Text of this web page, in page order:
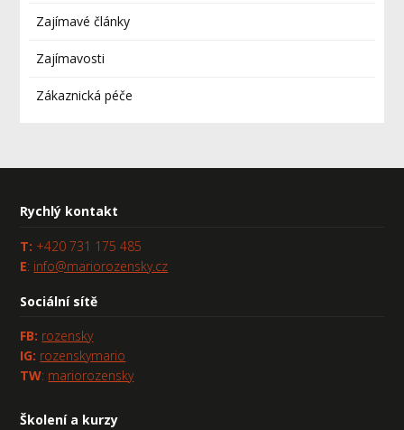
Zajímavé články
Zajímavosti
Zákaznická péče
Rychlý kontakt
T: +420 731 175 485
E: info@mariorozensky.cz
Sociální sítě
FB: rozensky
IG: rozenskymario
TW: mariorozensky
Školení a kurzy